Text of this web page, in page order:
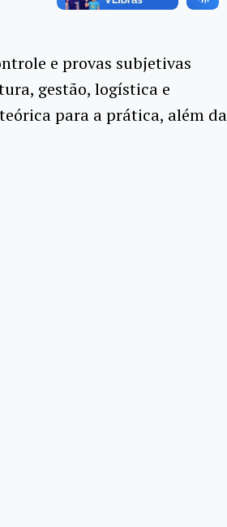
e provas subjetivas
gestão, logística e
para a prática, além da